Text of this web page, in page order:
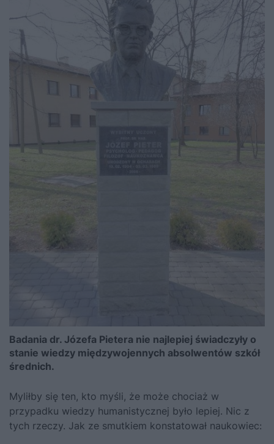
Badania dr. Józefa Pietera nie najlepiej świadczyły o
stanie wiedzy międzywojennych absolwentów szkół
średnich.
Myliłby się ten, kto myśli, że może chociaż w
przypadku wiedzy humanistycznej było lepiej. Nic z
tych rzeczy. Jak ze smutkiem konstatował naukowiec: